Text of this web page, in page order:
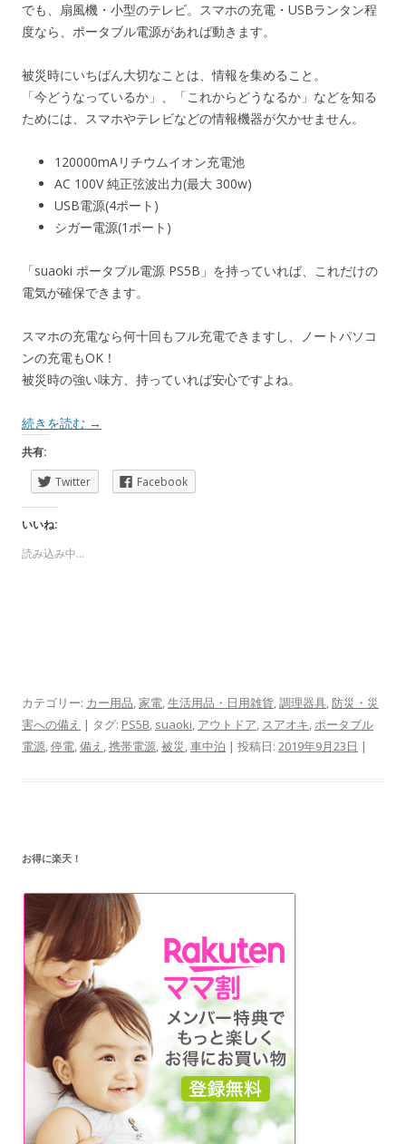
でも、扇風機・小型のテレビ。スマホの充電・USBランタン程
度なら、ポータブル電源があれば動きます。
被災時にいちばん大切なことは、情報を集めること。
「今どうなっているか」、「これからどうなるか」などを知る
ためには、スマホやテレビなどの情報機器が欠かせません。
120000mAリチウムイオン充電池
AC 100V 純正弦波出力(最大 300w)
USB電源(4ポート)
シガー電源(1ポート)
「suaoki ポータブル電源 PS5B」を持っていれば、これだけの
電気が確保できます。
スマホの充電なら何十回もフル充電できますし、ノートパソコ
ンの充電もOK！
被災時の強い味方、持っていれば安心ですよね。
続きを読む →
共有:
Twitter
Facebook
いいね:
読み込み中...
カテゴリー: カー用品,家電,生活用品・日用雑貨,調理器具,防災・災
害への備え | タグ: PS5B, suaoki, アウトドア, スアオキ,ポータブル
電源,停電,備え ,携帯電源,被災,車中泊 | 投稿日: 2019年9月23日 |
お得に楽天！